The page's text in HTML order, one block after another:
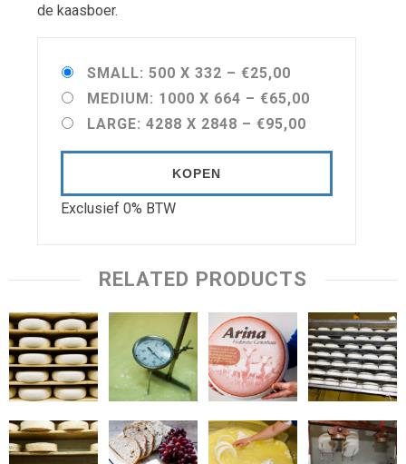
de kaasboer.
SMALL: 500 X 332 – €25,00
MEDIUM: 1000 X 664 – €65,00
LARGE: 4288 X 2848 – €95,00
KOPEN
Exclusief 0% BTW
RELATED PRODUCTS